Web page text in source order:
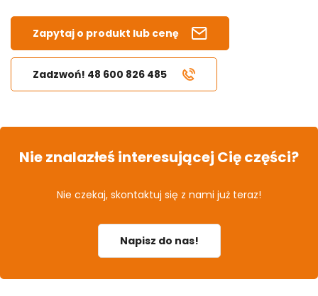
Zapytaj o produkt lub cenę
Zadzwoń! 48 600 826 485
Nie znalazłeś interesującej Cię części?
Nie czekaj, skontaktuj się z nami już teraz!
Napisz do nas!